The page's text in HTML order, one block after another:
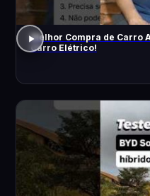
Melhor Compra de Carro
Carro Elétrico!